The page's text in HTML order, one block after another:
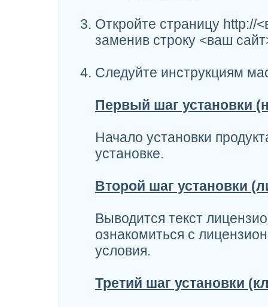
Откройте страницу http://
заменив строку <ваш
Следуйте инструкциям
Первый шаг установки
Начало установки
установке.
Второй шаг установки
Выводится текст
ознакомиться с
условия.
Третий шаг установки